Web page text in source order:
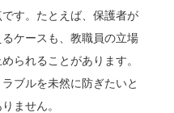
す。たとえば、保護者が
ケースも、教職員の立場
られることがあります。
ブルを未然に防ぎたいと
ません。